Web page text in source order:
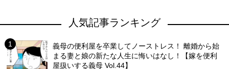
人気記事ランキング
義母の便利屋を卒業してノーストレス！ 離婚から始
まる妻と娘の新たな人生に悔いはなし！【嫁を便利
屋扱いする義母 Vol.44】